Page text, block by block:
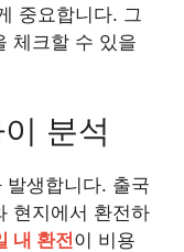
중요합니다. 그
체크할 수 있을
분석
발생합니다. 출국
현지에서 환전하
내 환전이 비용